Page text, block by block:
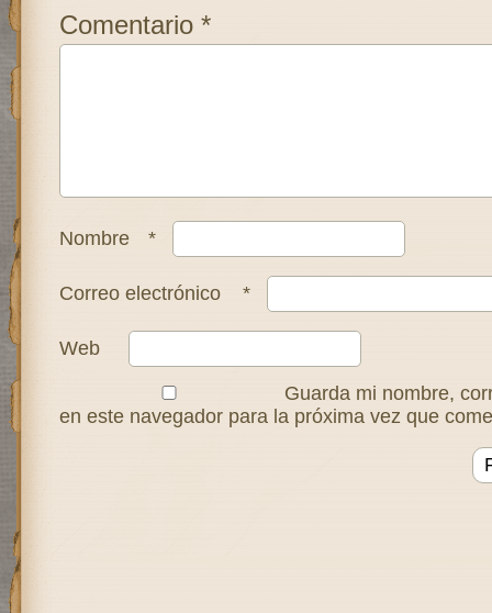
Comentario *
Nombre *
Correo electrónico *
Web
Guarda mi nombre,
en este navegador para la próxima vez que